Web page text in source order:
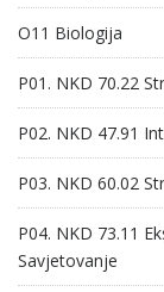
O11 Biologija
P01. NKD 70.22
P02. NKD 47.91
P03. NKD 60.02
P04. NKD 73.11
Savjetovanje